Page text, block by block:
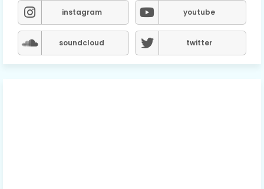
instagram youtube
soundcloud twitter